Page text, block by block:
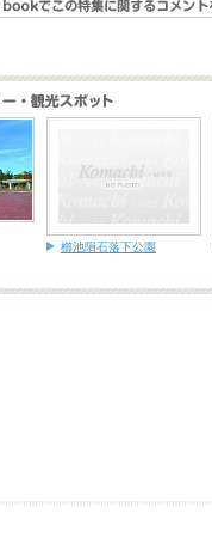
櫛池隕石落下公園